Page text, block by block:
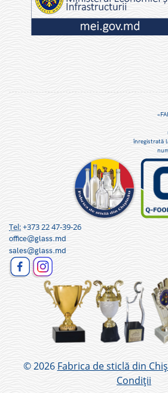
înregistrată
Tel:+373 22 47-39-26
office@glass.md
sales@glass.md
© 2026 Fabrica de sticlă din
Condiții